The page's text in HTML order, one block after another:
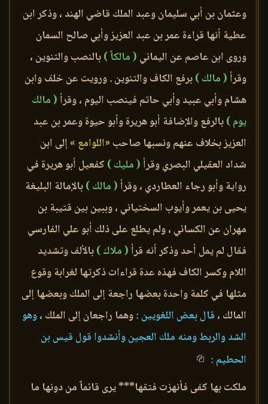
وعثمان بن أبي سليمان وعبد الملك قاضي الهند ، وذكر ابن
عطية أنها قراءة عمر بن عبد العزيز وأبي صالح السمان
وروى ابن عاصم عن اليماني ( مالكاً )بالنصب والتنوين ،
وقرأ ( مالك )برفع الكاف والتنوين . ورويت عن خلف وابن
هشام وأبي عبيد وأبي حاتم فينصب اليوم ، وقرأ ( مالك
يوم )بالرفع والإضافة أبو هريرة وأبو حيوة وعمر بن عبد
العزيز بخلاف عنهم ونسبها صاحب «اللوامع »إلى ابن
شداد العقيلي البصري وقرأ ( مليك ) كفعيل أبو هريرة في
رواية وأبو رجاء العطاردي ، وقرأ ( مالك )بالإمالة البليغة
يحيى بن يعمر وأيوب السختياني ، وببين بين قتيبة بن
مهران عن الكسائي ، ولم يطلع على ذلك أبو علي الفارسي
فقال لم يمل أحد وذكر أنه قرأ ( ملاك )بالألف وتشديد
اللام وكسر الكاف فهذه عدة قراءات ذكرتها لغرابة وقوع
مثلها في كلمة واحدة بعضها راجعة إلى الملك وبعضها إلى
المالك ، قال بعض اللغويين :وهما راجعان إلى الملك ،وهو
الشد والربط ومنه ملك العجين وأنشدوا قول قيس بن
الحطيم :
ملكت بها كفى فأنهزت فتقها*** يرى قائماً من دونها ما